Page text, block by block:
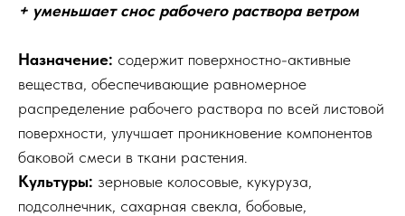
+ уменьшает снос рабочего раствора ветром
Назначение: содержит поверхностно-активные
вещества, обеспечивающие равномерное
распределение рабочего раствора по всей листовой
поверхности, улучшает проникновение компонентов
баковой смеси в ткани растения.
Культуры: зерновые колосовые, кукуруза,
подсолнечник, сахарная свекла, бобовые,